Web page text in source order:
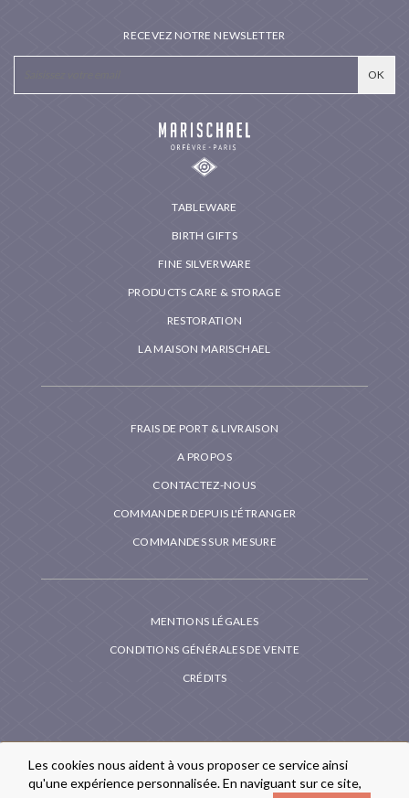
TABLEWARE
BIRTH GIFTS
FINE SILVERWARE
PRODUCTS CARE & STORAGE
RESTORATION
LA MAISON MARISCHAEL
FRAIS DE PORT & LIVRAISON
A PROPOS
CONTACTEZ-NOUS
COMMANDER DEPUIS L'ÉTRANGER
COMMANDES SUR MESURE
MENTIONS LÉGALES
CONDITIONS GÉNÉRALES DE VENTE
CRÉDITS
RECEVEZ NOTRE NEWSLETTER
Les cookies nous aident à vous proposer ce service ainsi
qu'une expérience personnalisée. En naviguant sur ce site,